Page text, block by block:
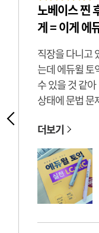
노베이스 찐
게 = 이게 에
직장을 다니고
는데 에듀윌 토
수 있을 것 같
상태에 문법 문
수 있었어요~
로 했더니 점수
료로 준다길래
서 이렇게 다 줘도 되
넘었네요 감사
직하려고요.. 에
가볼게요~!
더보기